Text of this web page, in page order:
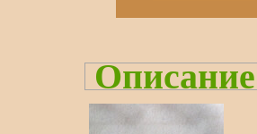
Описание